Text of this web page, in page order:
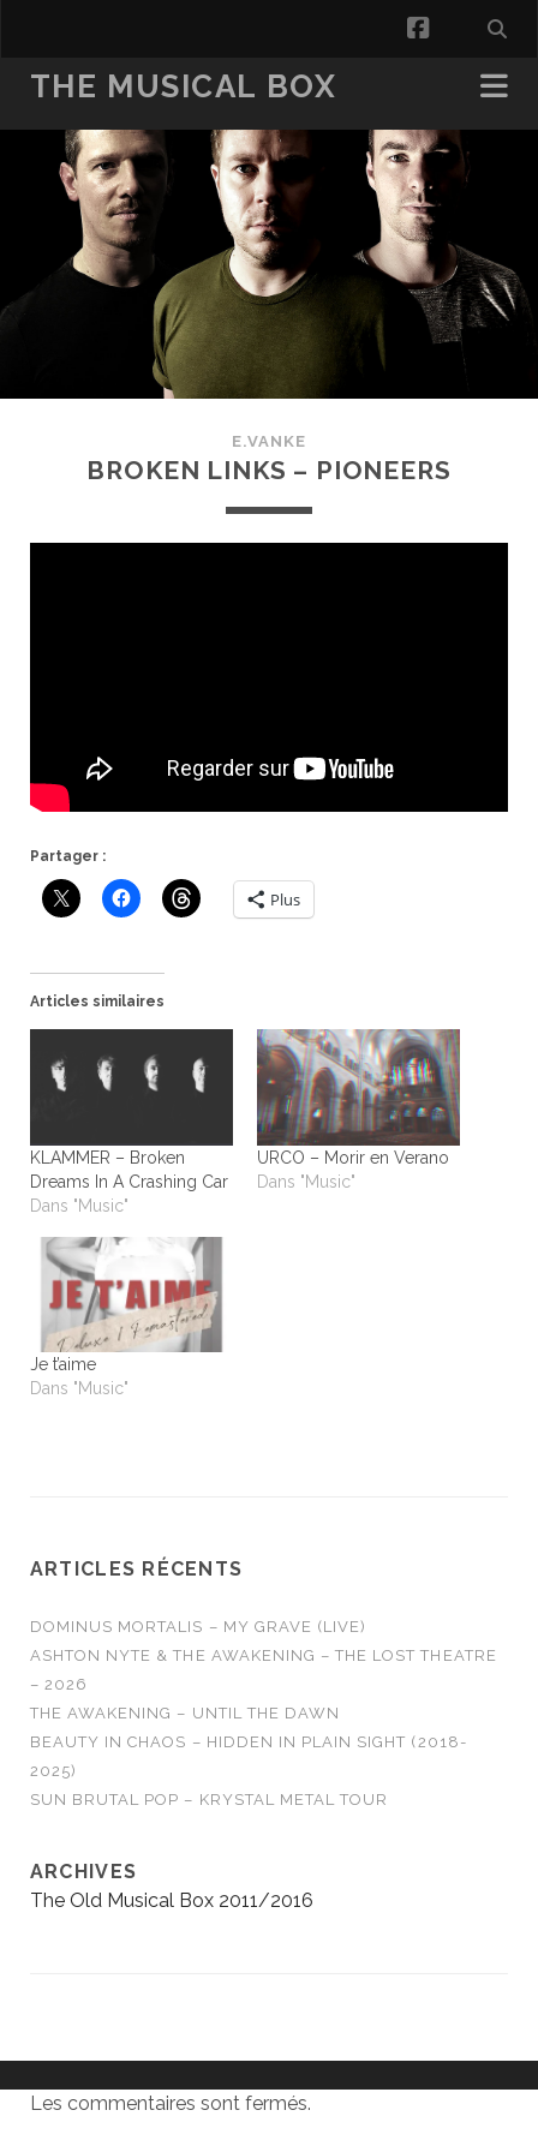
facebook
THE MUSICAL BOX
E.VANKE
BROKEN LINKS – PIONEERS
Partager :
Plus
Articles similaires
KLAMMER – Broken
Dreams In A Crashing Car
Dans "Music"
URCO – Morir en Verano
Dans "Music"
Je t’aime
Dans "Music"
ARTICLES RÉCENTS
DOMINUS MORTALIS – MY GRAVE (LIVE)
ASHTON NYTE & THE AWAKENING – THE LOST THEATRE
– 2026
THE AWAKENING – UNTIL THE DAWN
BEAUTY IN CHAOS – HIDDEN IN PLAIN SIGHT (2018-
2025)
SUN BRUTAL POP – KRYSTAL METAL TOUR
ARCHIVES
The Old Musical Box 2011/2016
Les commentaires sont fermés.